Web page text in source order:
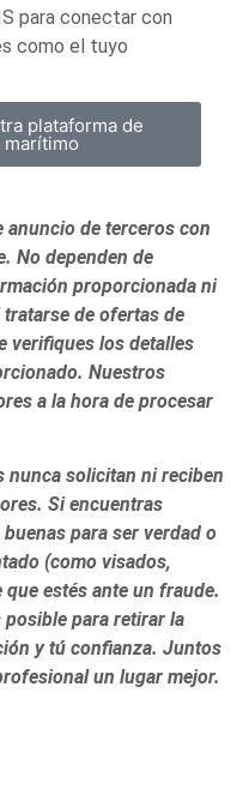
para conectar con
como el tuyo
plataforma de
anuncio de terceros con
No dependen de
proporcionada ni
de ofertas de
verifiques los detalles
Nuestros
a la hora de procesar
nunca solicitan ni reciben
Si encuentras
para ser verdad o
(como visados,
estés ante un fraude.
para retirar la
y tú confianza. Juntos
un lugar mejor.